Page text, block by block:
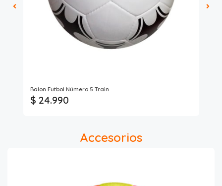
Balon Futbol Número 5 Train
$ 24.990
Accesorios